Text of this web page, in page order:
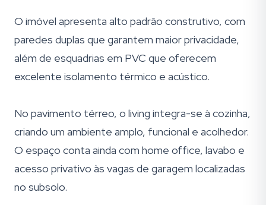
O imóvel apresenta alto padrão construtivo, com
paredes duplas que garantem maior privacidade,
além de esquadrias em PVC que oferecem
excelente isolamento térmico e acústico.
No pavimento térreo, o living integra-se à cozinha,
criando um ambiente amplo, funcional e acolhedor.
O espaço conta ainda com home office, lavabo e
acesso privativo às vagas de garagem localizadas
no subsolo.